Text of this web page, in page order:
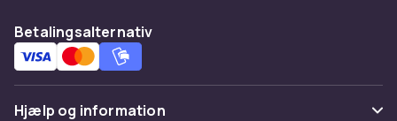
Under enblazer
ognederdel.
Køb på CDON
Betalingsalternativ
Hjælp og information